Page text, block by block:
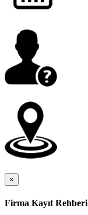
×
Firma Kayıt Rehberi